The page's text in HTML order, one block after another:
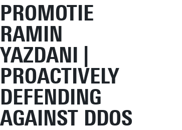
PROMOTIE
RAMIN
YAZDANI |
PROACTIVELY
DEFENDING
AGAINST DDOS